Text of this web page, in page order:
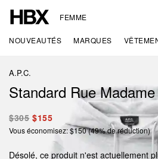
FEMME
NOUVEAUTÉS MARQUES
A.P.C.
Standard Rue
$305 $155
Vous économisez: $150 (49% de réduction)
Désolé, ce produit n'est actuellement